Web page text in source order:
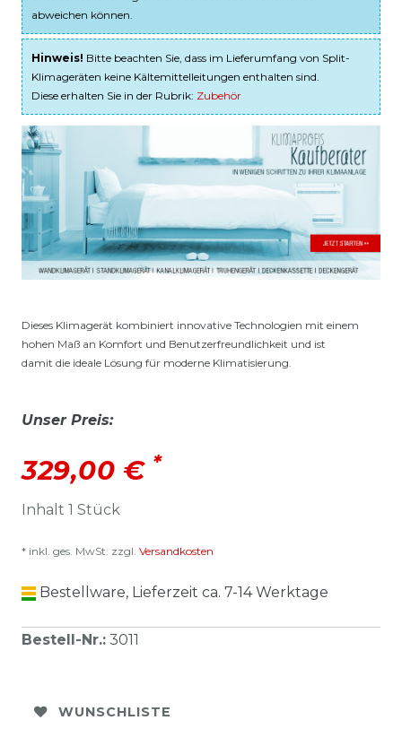
abweichen können.
Hinweis! Bitte beachten Sie, dass im Lieferumfang von Split-
Klimageräten keine Kältemittelleitungen enthalten sind.
Diese erhalten Sie in der Rubrik: Zubehör
Dieses Klimagerät kombiniert innovative Technologien mit einem
hohen Maß an Komfort und Benutzerfreundlichkeit und ist
damit die ideale Lösung für moderne Klimatisierung.
Unser Preis:
329,00 € *
Inhalt 1 Stück
* inkl. ges. MwSt. zzgl. Versandkosten
Bestellware, Lieferzeit ca. 7-14 Werktage
Bestell-Nr.: 3011
WUNSCHLISTE